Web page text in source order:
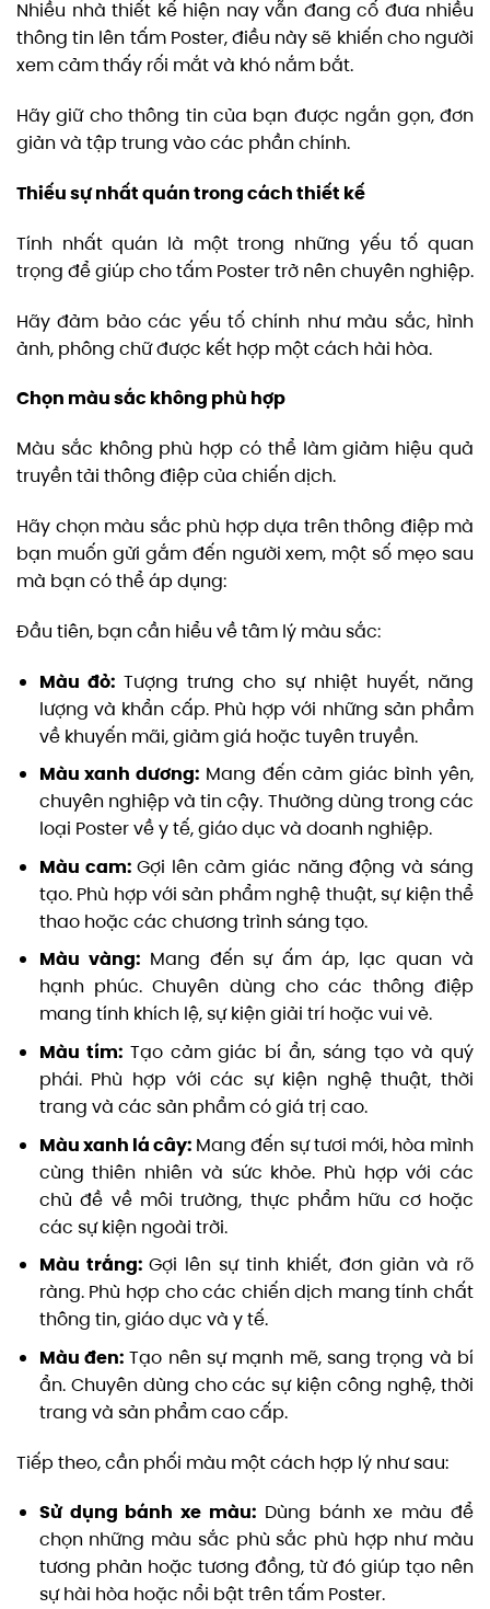
Nhiều nhà thiết kế hiện nay vẫn đang cố đưa nhiều
thông tin lên tấm Poster, điều này sẽ khiến cho người
xem cảm thấy rối mắt và khó nắm bắt.
Hãy giữ cho thông tin của bạn được ngắn gọn, đơn
giản và tập trung vào các phần chính.
Thiếu sự nhất quán trong cách thiết kế
Tính nhất quán là một trong những yếu tố quan
trọng để giúp cho tấm Poster trở nên chuyên nghiệp.
Hãy đảm bảo các yếu tố chính như màu sắc, hình
ảnh, phông chữ được kết hợp một cách hài hòa.
Chọn màu sắc không phù hợp
Màu sắc không phù hợp có thể làm giảm hiệu quả
truyền tải thông điệp của chiến dịch.
Hãy chọn màu sắc phù hợp dựa trên thông điệp mà
bạn muốn gửi gắm đến người xem, một số mẹo sau
mà bạn có thể áp dụng:
Đầu tiên, bạn cần hiểu về tâm lý màu sắc:
Màu đỏ:Tượng trưng cho sự nhiệt huyết, năng
lượng và khẩn cấp. Phù hợp với những sản phẩm
về khuyến mãi, giảm giá hoặc tuyên truyền.
Màu xanh dương: Mang đến cảm giác bình yên,
chuyên nghiệp và tin cậy. Thường dùng trong các
loại Poster về y tế, giáo dục và doanh nghiệp.
Màu cam:Gợi lên cảm giác năng động và sáng
tạo. Phù hợp với sản phẩm nghệ thuật, sự kiện thể
thao hoặc các chương trình sáng tạo.
Màu vàng: Mang đến sự ấm áp, lạc quan và
hạnh phúc. Chuyên dùng cho các thông điệp
mang tính khích lệ, sự kiện giải trí hoặc vui vẻ.
Màu tím: Tạo cảm giác bí ẩn, sáng tạo và quý
phái. Phù hợp với các sự kiện nghệ thuật, thời
trang và các sản phẩm có giá trị cao.
Màu xanh lá cây: Mang đến sự tươi mới, hòa mình
cùng thiên nhiên và sức khỏe. Phù hợp với các
chủ đề về môi trường, thực phẩm hữu cơ hoặc
các sự kiện ngoài trời.
Màu trắng:Gợi lên sự tinh khiết, đơn giản và rõ
ràng. Phù hợp cho các chiến dịch mang tính chất
thông tin, giáo dục và y tế.
Màu đen:Tạo nên sự mạnh mẽ, sang trọng và bí
ẩn. Chuyên dùng cho các sự kiện công nghệ, thời
trang và sản phẩm cao cấp.
Tiếp theo, cần phối màu một cách hợp lý như sau:
Sử dụng bánh xe màu: Dùng bánh xe màu để
chọn những màu sắc phù sắc phù hợp như màu
tương phản hoặc tương đồng, từ đó giúp tạo nên
sự hài hòa hoặc nổi bật trên tấm Poster.